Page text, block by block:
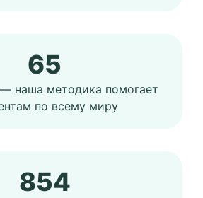
65
наша методика помогает
по всему миру
854